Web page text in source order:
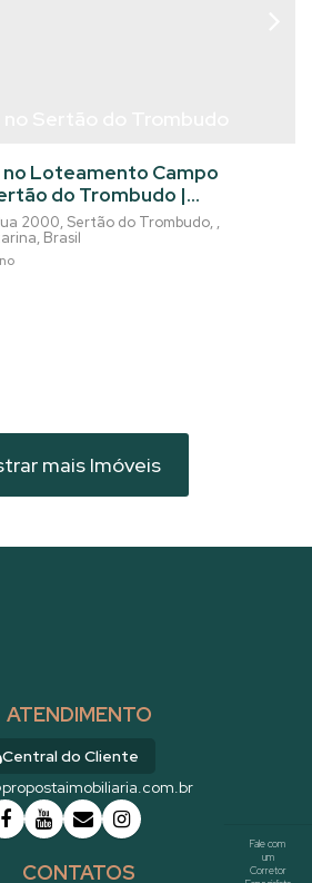
2000, Sertão do Trombudo ,
, Brasil
no Loteamento Campo
do Trombudo |
a casa dos seus sonhos
que mais crescem em
pela natureza e com toda a
Campo Verde, no
perfeito entre qualidade
mais Imóveis
ATENDIMENTO
Central do Cliente
CONTATOS